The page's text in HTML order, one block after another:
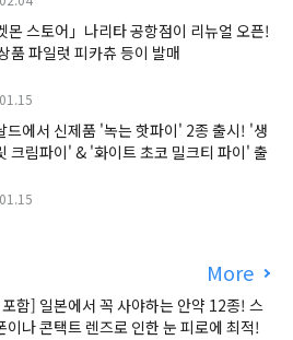
몬 스토어」나리타 공항점이 리뉴얼 오픈!
품 파일럿 피카츄 등이 발매
드에서 신제품 '녹는 핫파이' 2종 출시! '생
크림파이' & '화이트 초코 밀크티 파이' 출
More
함] 일본에서 꼭 사야하는 안약 12종! 스
이나 콘택트 렌즈로 인한 눈 피로에 최적!